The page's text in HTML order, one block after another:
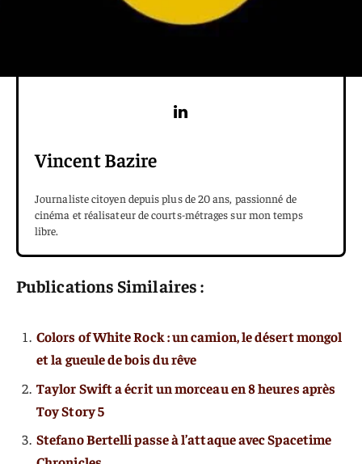
Vincent Bazire
Journaliste citoyen depuis plus de 20 ans, passionné de
cinéma et réalisateur de courts-métrages sur mon temps
libre.
Publications Similaires :
Colors of White Rock : un camion, le désert mongol
et la gueule de bois du rêve
Taylor Swift a écrit un morceau en 8 heures après
Toy Story 5
Stefano Bertelli passe à l’attaque avec Spacetime